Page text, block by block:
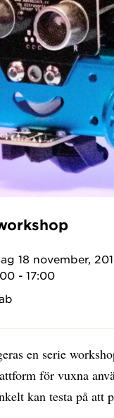
18 november,
- 17:00
en serie
för vuxna
kan testa på att